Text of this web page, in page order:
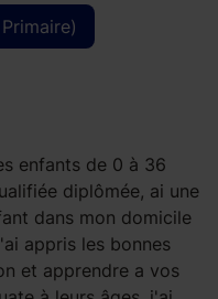
enfants de 0 à 36
diplômée, ai une
dans mon domicile
appris les bonnes
et apprendre a vos